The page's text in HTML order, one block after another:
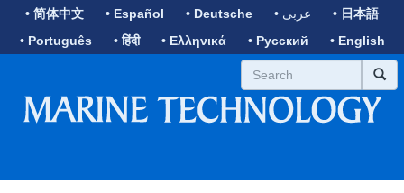
• 简体中文 • Español • Deutsche • عربى
• 日本語
• Português
• हिंदी • Ελληνικά • Русский • English